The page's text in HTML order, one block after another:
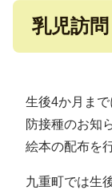
乳児訪問
生後4か月ま
防接種のお知
絵本の配布を
九重町では生